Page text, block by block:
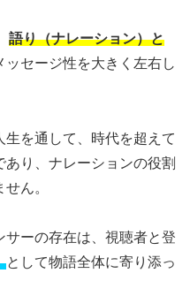
語り（ナレーション）と
ッセージ性を大きく左右し
を通して、時代を超えて
り、ナレーションの役割
ん。
ーの存在は、視聴者と登
として物語全体に寄り添っ